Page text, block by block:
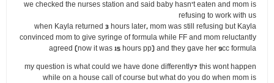
we checked the nurses station and said baby hasn't eaten and mom is
refusing to work with us
when Kayla returned 3 hours later, mom was still refusing but Kayla
convinced mom to give syringe of formula while FF and mom reluctantly
agreed (now it was 15 hours pp) and they gave her 9cc formula
my question is what could we have done differently? this wont happen
while on a house call of course but what do you do when mom is